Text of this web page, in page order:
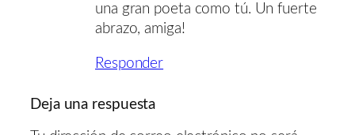
una gran poeta como tú. Un fuerte
abrazo, amiga!
Responder
Deja una respuesta